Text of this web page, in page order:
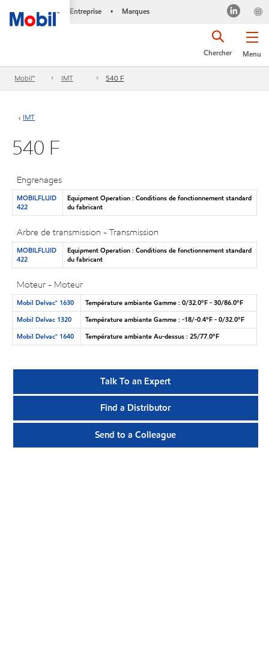
Entreprise • Marques
Menu
Chercher
Mobil™ IMT 540 F
IMT
540 F
Engrenages
MOBILFLUID
422
Equipment Operation : Conditions de fonctionnement standard
du fabricant
Arbre de transmission - Transmission
MOBILFLUID
422
Equipment Operation : Conditions de fonctionnement standard
du fabricant
Moteur - Moteur
Mobil Delvac™ 1630
Température ambiante Gamme : 0/32.0°F - 30/86.0°F
Mobil Delvac 1320
Température ambiante Gamme : -18/-0.4°F - 0/32.0°F
Mobil Delvac™ 1640
Température ambiante Au-dessus : 25/77.0°F
Talk To an Expert
Find a Distributor
Send to a Colleague